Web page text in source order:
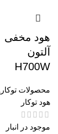
هود مخفی
آلتون
H700W
محصولات توکار
هود توکار
موجود در انبار